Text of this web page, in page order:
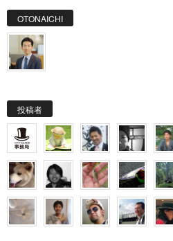
OTONAICHI
投稿者